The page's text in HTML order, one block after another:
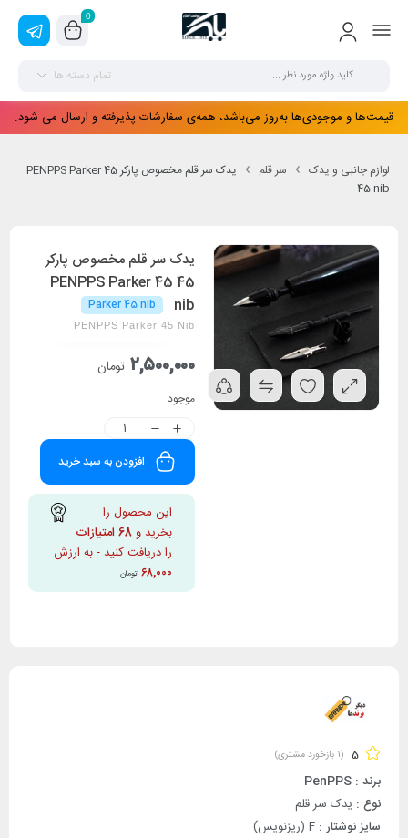
0
تمام دسته ها
قیمت‌ها و موجودی‌ها به‌روز می‌باشد، همه‌ی سفارشات پذیرفته و ارسال می شود.
لوازم جانبی و یدک سر قلم
یدک سر قلم مخصوص پارکر 45 PENPPS Parker
45 nib
یدک سر قلم مخصوص پارکر
45 PENPPS Parker 45
nib
Parker 45 nib
PENPPS Parker 45 Nib
۲,۵۰۰,۰۰۰ تومان
موجود
افزودن به سبد خرید
این محصول را
بخرید و68 امتیازات
را دریافت کنید - به ارزش
۶۸,۰۰۰ تومان
5
(
1 بازخورد مشتری)
برند : PenPPS
نوع : یدک سر قلم
سایز نوشتار :